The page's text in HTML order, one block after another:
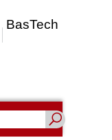
BasTech